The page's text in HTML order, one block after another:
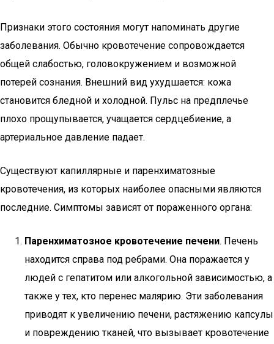
Признаки этого состояния могут напоминать другие
заболевания. Обычно кровотечение сопровождается
общей слабостью, головокружением и возможной
потерей сознания. Внешний вид ухудшается: кожа
становится бледной и холодной. Пульс на предплечье
плохо прощупывается, учащается сердцебиение, а
артериальное давление падает.
Существуют капиллярные и паренхиматозные
кровотечения, из которых наиболее опасными являются
последние. Симптомы зависят от пораженного органа:
Паренхиматозное кровотечение печени. Печень
находится справа под ребрами. Она поражается у
людей с гепатитом или алкогольной зависимостью, а
также у тех, кто перенес малярию. Эти заболевания
приводят к увеличению печени, растяжению капсулы
и повреждению тканей, что вызывает кровотечение